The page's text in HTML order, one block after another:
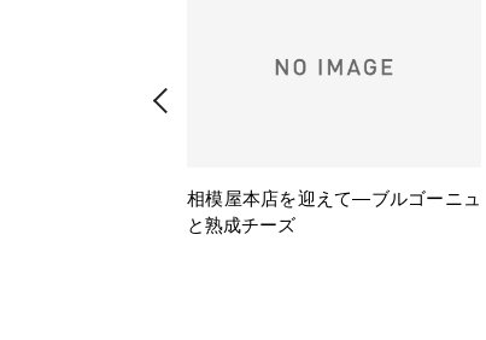
相模屋本店を迎えて―ブルゴーニュ
と熟成チーズ